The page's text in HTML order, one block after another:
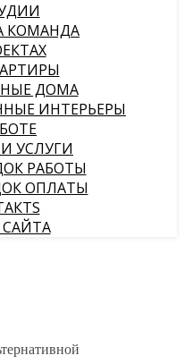
КОМАНДА
ДОМА
ИНТЕРЬЕРЫ
УСЛУГИ
РАБОТЫ
ОПЛАТЫ
САЙТА